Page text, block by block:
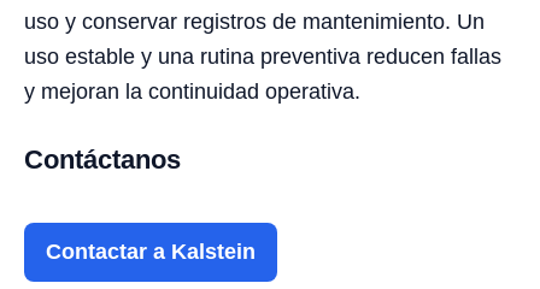
uso y conservar registros de mantenimiento. Un
uso estable y una rutina preventiva reducen fallas
y mejoran la continuidad operativa.
Contáctanos
Contactar a Kalstein